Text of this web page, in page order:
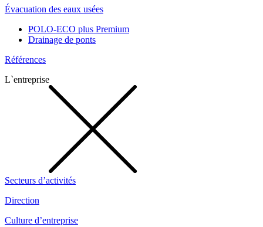
Évacuation des eaux usées
POLO-ECO plus Premium
Drainage de ponts
Références
L`entreprise
Secteurs d’activités
Direction
Culture d’entreprise